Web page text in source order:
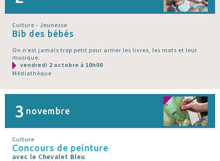
Culture - Jeunesse
Bib des bébés
On n’est jamais trop petit pour aimer les livres, les mots et leur
musique.
vendredi 2 octobre à 10h00
Médiathèque
3 novembre
Culture
Concours de peinture
avec le Chevalet Bleu